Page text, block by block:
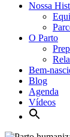
Nossa
O Parto
Bem-
Blog
Agenda
Vídeos